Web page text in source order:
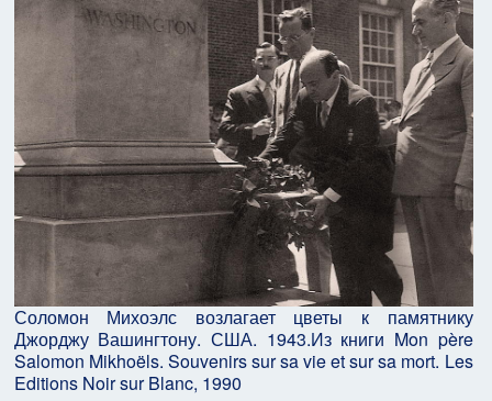
Соломон Михоэлс возлагает цветы к памятнику
Джорджу Вашингтону. США. 1943.Из книги Mon père
Salomon Mikhoëls. Souvenirs sur sa vie et sur sa mort. Les
Editions Noir sur Blanc, 1990